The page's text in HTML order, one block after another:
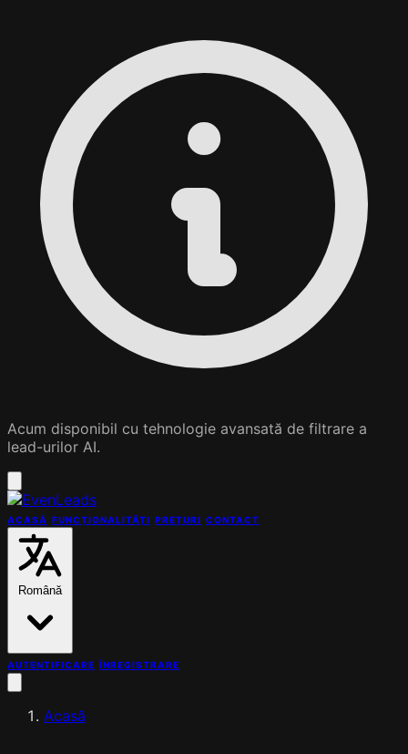
Acum disponibil cu tehnologie avansată de filtrare a
lead-urilor AI.
ACASĂ FUNCȚIONALITĂȚI PREȚURI CONTACT
Română
AUTENTIFICARE ÎNREGISTRARE
Acasă